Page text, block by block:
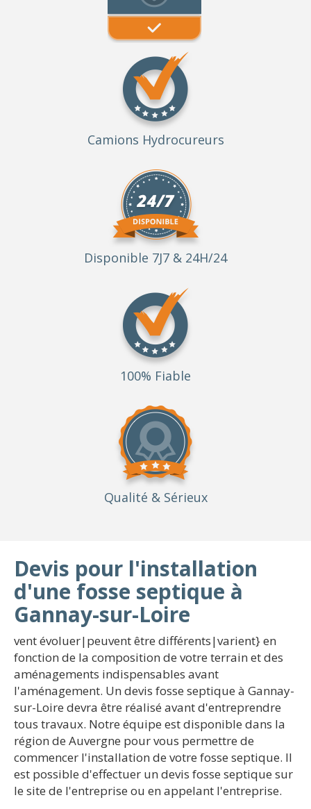
Camions Hydrocureurs
Disponible 7J7 & 24H/24
100% Fiable
Qualité & Sérieux
Devis pour l'installation
d'une fosse septique à
Gannay-sur-Loire
vent évoluer|peuvent être différents|varient} en
fonction de la composition de votre terrain et des
aménagements indispensables avant
l'aménagement. Un devis fosse septique à Gannay-
sur-Loire devra être réalisé avant d'entreprendre
tous travaux. Notre équipe est disponible dans la
région de Auvergne pour vous permettre de
commencer l'installation de votre fosse septique. Il
est possible d'effectuer un devis fosse septique sur
le site de l'entreprise ou en appelant l'entreprise.